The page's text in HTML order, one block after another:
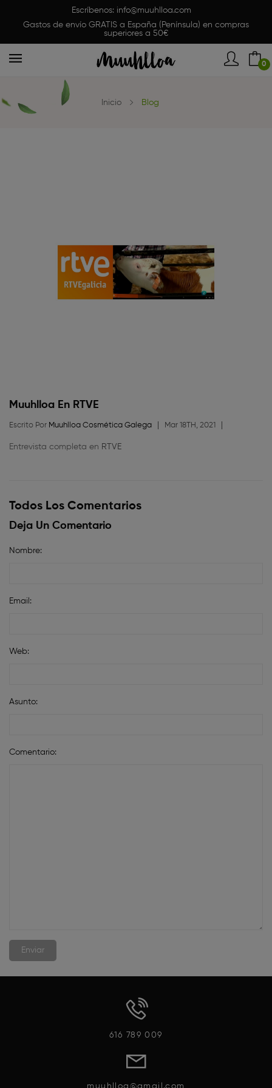
Escríbenos: info@muuhlloa.com
Gastos de envío GRATIS a España (Península) en compras
superiores a 50€
0
Inicio Blog
Muuhlloa En RTVE
Escrito Por Muuhlloa Cosmética Galega Mar 18TH, 2021
Entrevista completa en RTVE
Todos Los Comentarios
Deja Un Comentario
Nombre:
Email:
Web:
Asunto:
Comentario:
616 789 009
muuhlloa@gmail.com